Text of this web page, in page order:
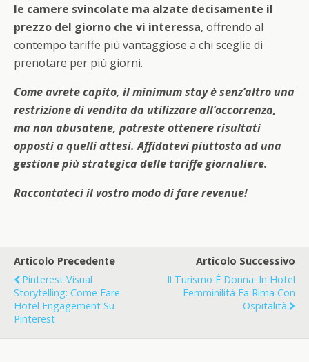
le camere svincolate ma alzate decisamente il
prezzo del giorno che vi interessa, offrendo al
contempo tariffe più vantaggiose a chi sceglie di
prenotare per più giorni.
Come avrete capito, il minimum stay è senz’altro una
restrizione di vendita da utilizzare all’occorrenza,
ma non abusatene, potreste ottenere risultati
opposti a quelli attesi. Affidatevi piuttosto ad una
gestione più strategica delle tariffe giornaliere.
Raccontateci il vostro modo di fare revenue!
Articolo Precedente
Pinterest Visual
Storytelling: Come Fare
Hotel Engagement Su
Pinterest
Articolo Successivo
Il Turismo È Donna: In Hotel
Femminilità Fa Rima Con
Ospitalità